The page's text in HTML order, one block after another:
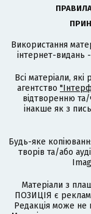
Використання
інтернет-видань
Всі матеріали,
агентство
відтворенню
інакше як з
Будь-яке
творів та/або
Матеріали з
ПОЗИЦІЯ є
Редакція може не